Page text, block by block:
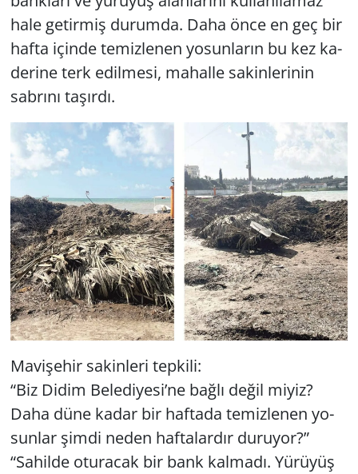
hale ge­tir­miş du­rum­da. Daha önce en geç bir
hafta için­de te­miz­le­nen yo­sun­la­rın bu kez ka­
de­ri­ne terk edil­me­si, ma­hal­le sa­kin­le­ri­nin
sab­rı­nı ta­şır­dı.
Ma­vi­şe­hir sa­kin­le­ri tep­ki­li:
“Biz Didim Be­le­di­ye­si’ne bağlı değil miyiz?
Daha düne kadar bir haf­ta­da te­miz­le­nen yo­
sun­lar şimdi neden haf­ta­lar­dır du­ru­yor?”
“Sa­hil­de otu­ra­cak bir bank kal­ma­dı. Yü­rü­yüş
Yerel